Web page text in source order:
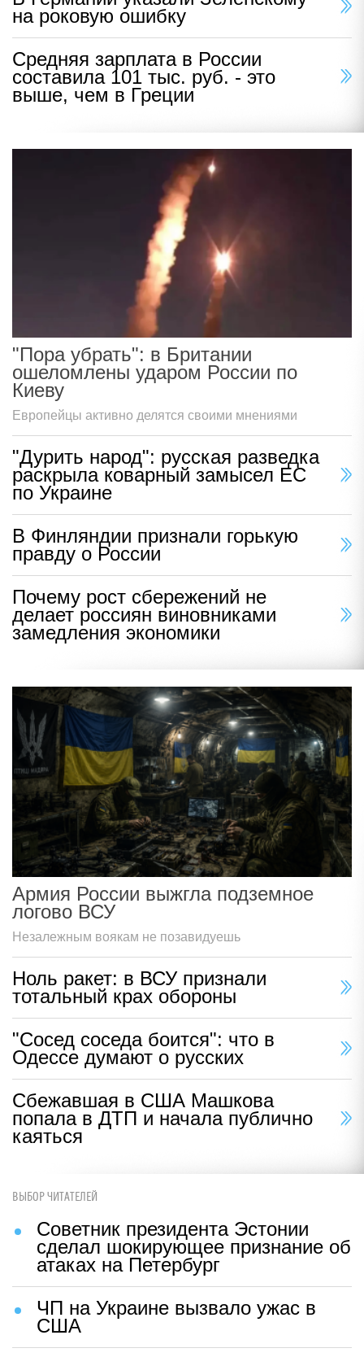
на роковую ошибку
Средняя зарплата в России
составила 101 тыс. руб. - это
выше, чем в Греции
"Пора убрать": в Британии
ошеломлены ударом России по
Киеву
Европейцы активно делятся своими мнениями
"Дурить народ": русская разведка
раскрыла коварный замысел ЕС
по Украине
В Финляндии признали горькую
правду о России
Почему рост сбережений не
делает россиян виновниками
замедления экономики
Армия России выжгла подземное
логово ВСУ
Незалежным воякам не позавидуешь
Ноль ракет: в ВСУ признали
тотальный крах обороны
"Сосед соседа боится": что в
Одессе думают о русских
Сбежавшая в США Машкова
попала в ДТП и начала публично
каяться
ВЫБОР ЧИТАТЕЛЕЙ
Советник президента Эстонии
сделал шокирующее признание об
атаках на Петербург
ЧП на Украине вызвало ужас в
США